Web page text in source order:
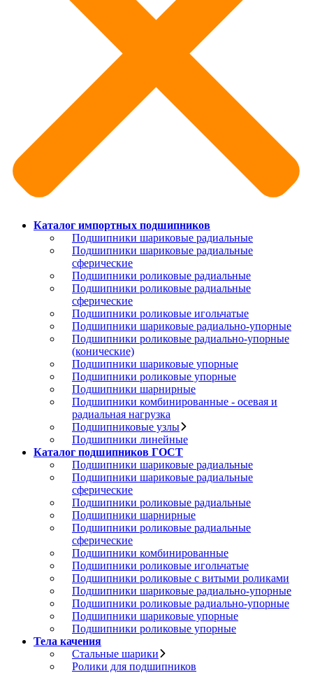
Каталог импортных подшипников
Подшипники шариковые радиальные
Подшипники шариковые радиальные
сферические
Подшипники роликовые радиальные
Подшипники роликовые радиальные
сферические
Подшипники роликовые игольчатые
Подшипники шариковые радиально-упорные
Подшипники роликовые радиально-упорные
(конические)
Подшипники шариковые упорные
Подшипники роликовые упорные
Подшипники шарнирные
Подшипники комбинированные - осевая и
радиальная нагрузка
Подшипниковые узлы
Подшипники линейные
Каталог подшипников ГОСТ
Подшипники шариковые радиальные
Подшипники шариковые радиальные
сферические
Подшипники роликовые радиальные
Подшипники шарнирные
Подшипники роликовые радиальные
сферические
Подшипники комбинированные
Подшипники роликовые игольчатые
Подшипники роликовые с витыми роликами
Подшипники шариковые радиально-упорные
Подшипники роликовые радиально-упорные
Подшипники шариковые упорные
Подшипники роликовые упорные
Тела качения
Стальные шарики
Ролики для подшипников